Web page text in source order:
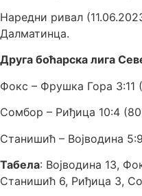
Наредни ривал
Далматинца.
Друга боћарска лига
Фокс – Фрушка Гора 3:11
Сомбор – Риђица 10:4
Станишић – Војводина
Табела: Војводина 13,
Станишић 6, Риђица 3,